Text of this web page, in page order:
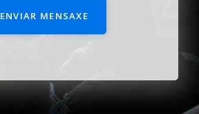
ENVIAR MENSAXE